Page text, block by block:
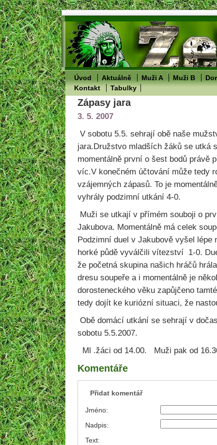
Úvod Aktuálně Muži A Muži B
Kontakt
Tabulky
Zápasy jara
3. 5. 2007
V sobotu 5.5. sehrají obě naše
jara.Družstvo mladších žáků se utká
momentálně první o šest bodů právě
víc.V konečném účtování může tedy
vzájemných zápasů. To je
vyhrály podzimní utkání 4-0.
Muži se utkají v přímém souboji o
Jakubova. Momentálně má celek
Podzimní duel v Jakubově vyšel lépe
horké půdě vyválčili vítezství 1-0.
že početná skupina našich hráčů
dresu soupeře a i momentálně je
dorosteneckého věku zapůjčeno
tedy dojít ke kuriózní situaci, že
Obě domácí utkání se sehrají v
sobotu 5.5.2007.
Ml .žáci od 14.00. Muži pak od
Komentáře
Přidat komentář
Jméno:
Nadpis:
Text: